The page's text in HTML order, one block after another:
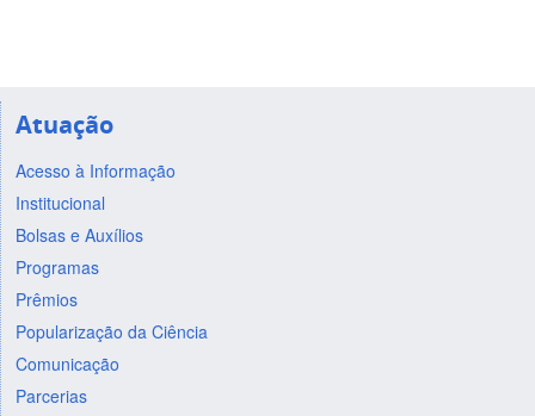
Atuação
Acesso à Informação
Institucional
Bolsas e Auxílios
Programas
Prêmios
Popularização da Ciência
Comunicação
Parcerias